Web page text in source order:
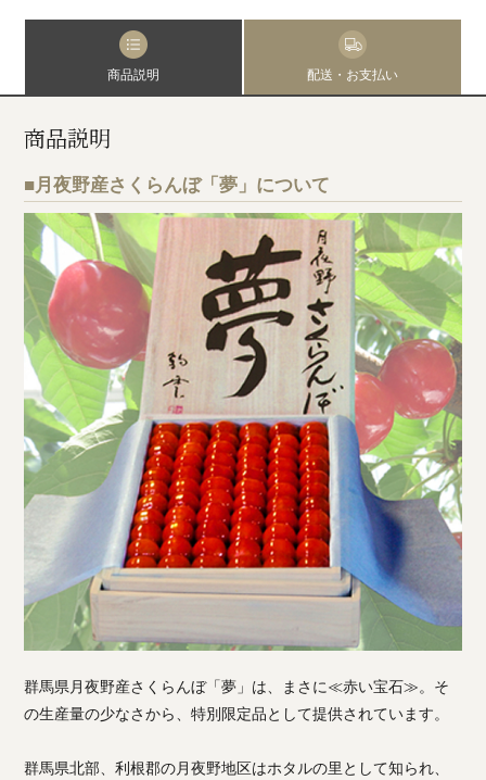
商品説明 配送・お支払い
商品説明
■月夜野産さくらんぼ「夢」について
群馬県月夜野産さくらんぼ「夢」は、まさに≪赤い宝石≫。そ
の生産量の少なさから、特別限定品として提供されています。
群馬県北部、利根郡の月夜野地区はホタルの里として知られ、